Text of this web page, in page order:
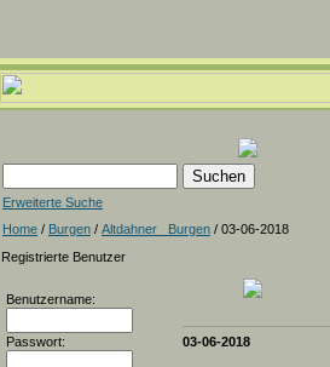
Erweiterte Suche
Home / Burgen / Altdahner _Burgen / 03-06-2018
Registrierte Benutzer
Benutzername:
Passwort: 03-06-2018